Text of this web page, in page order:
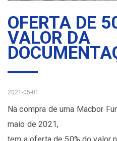
OFERTA DE
VALOR DA
2021-05-01
Na compra de uma Macbor
maio de 2021,
tem a oferta de 50% do valor